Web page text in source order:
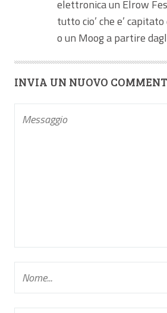
elettronica un Elrow
tutto cio’ che e’
o un Moog a partire
INVIA UN NUOVO